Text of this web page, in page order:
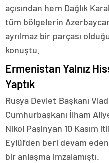
açısından hem Dağlık
tüm bölgelerin
ayrılmaz bir parçası
konuştu.
Ermenistan Yalnız
Yaptık
Rusya Devlet Başkanı
Cumhurbaşkanı İlham
Nikol Paşinyan 10 Kasım
Eylül’den beri devam
bir anlaşma imzalamıştı.